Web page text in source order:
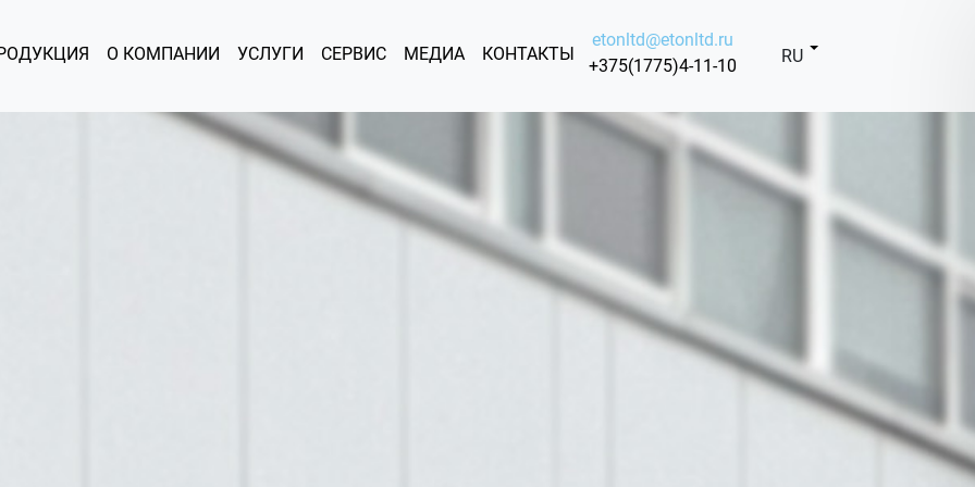
О КОМПАНИИ УСЛУГИ СЕРВИС МЕДИА КОНТАКТЫ
etonltd@etonltd.ru
+375(1775)4-11-10
RU